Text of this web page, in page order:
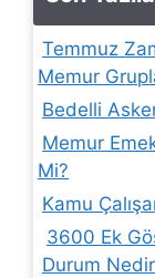
Temmuz
Memur
Bedelli
Memur
Mi?
Kamu
3600 Ek
Durum